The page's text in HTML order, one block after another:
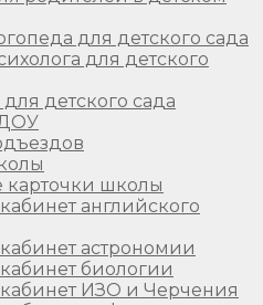
для детского сада
для детского
детского сада
карточки школы
английского
астрономии
биологии
ИЗО и Черчения